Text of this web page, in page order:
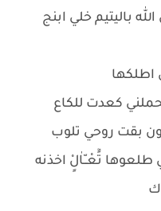
باليتيم خلي ابنج
كعدت للكاع
بقت روحي تلوب
طلعوها تًٓعْــّاٰلٍْ اخذنه